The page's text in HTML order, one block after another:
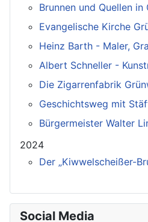
Brunnen und Quellen
Evangelische Kirche
Heinz Barth - Maler,
Albert Schneller -
Die Zigarrenfabrik
Geschichtsweg mit
Bürgermeister Walter
2024
Der „Kiwwelscheißer-
Social Media